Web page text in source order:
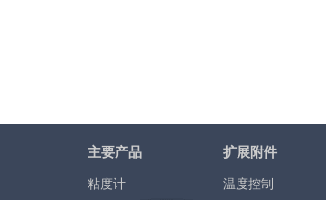
主要产品 扩展附件
粘度计 温度控制